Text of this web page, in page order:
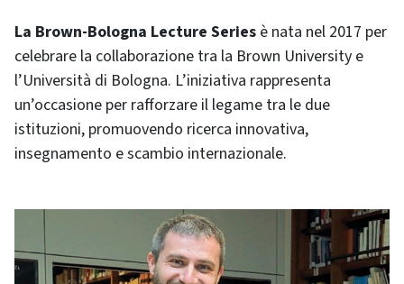
La Brown-Bologna Lecture Series è nata nel 2017 per
celebrare la collaborazione tra la Brown University e
l’Università di Bologna. L’iniziativa rappresenta
un’occasione per rafforzare il legame tra le due
istituzioni, promuovendo ricerca innovativa,
insegnamento e scambio internazionale.